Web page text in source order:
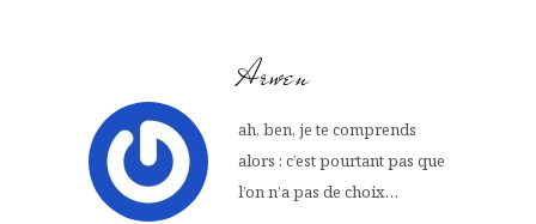
Arwen
ah, ben, je te comprends
alors : c’est pourtant pas que
l’on n’a pas de choix…